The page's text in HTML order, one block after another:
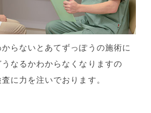
らないとあてずっぽうの施術に
なるかわからなくなりますの
に力を注いでおります。